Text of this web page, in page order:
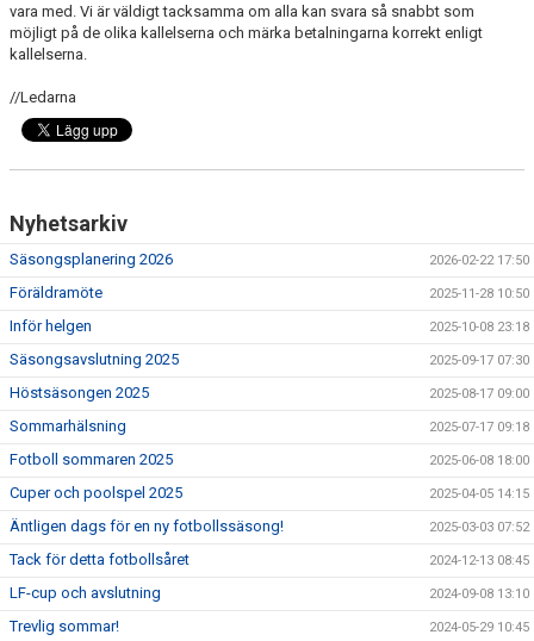
vara med. Vi är väldigt tacksamma om alla kan svara så snabbt som
möjligt på de olika kallelserna och märka betalningarna korrekt enligt
kallelserna.
//Ledarna
Nyhetsarkiv
Säsongsplanering 2026 2026-02-22 17:50
Föräldramöte 2025-11-28 10:50
Inför helgen 2025-10-08 23:18
Säsongsavslutning 2025 2025-09-17 07:30
Höstsäsongen 2025 2025-08-17 09:00
Sommarhälsning 2025-07-17 09:18
Fotboll sommaren 2025 2025-06-08 18:00
Cuper och poolspel 2025 2025-04-05 14:15
Äntligen dags för en ny fotbollssäsong! 2025-03-03 07:52
Tack för detta fotbollsåret 2024-12-13 08:45
LF-cup och avslutning 2024-09-08 13:10
Trevlig sommar! 2024-05-29 10:45